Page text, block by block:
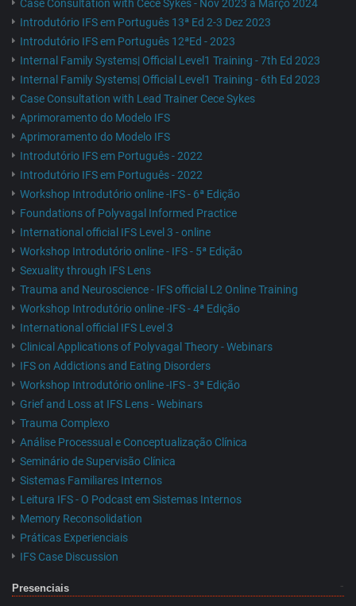
Case Consultation with Cece Sykes - Nov 2023 a Março 2024
Introdutório IFS em Português 13ª Ed 2-3 Dez 2023
Introdutório IFS em Português 12ªEd - 2023
Internal Family Systems| Official Level1 Training - 7th Ed 2023
Internal Family Systems| Official Level1 Training - 6th Ed 2023
Case Consultation with Lead Trainer Cece Sykes
Aprimoramento do Modelo IFS
Aprimoramento do Modelo IFS
Introdutório IFS em Português - 2022
Introdutório IFS em Português - 2022
Workshop Introdutório online -IFS - 6ª Edição
Foundations of Polyvagal Informed Practice
International official IFS Level 3 - online
Workshop Introdutório online - IFS - 5ª Edição
Sexuality through IFS Lens
Trauma and Neuroscience - IFS official L2 Online Training
Workshop Introdutório online -IFS - 4ª Edição
International official IFS Level 3
Clinical Applications of Polyvagal Theory - Webinars
IFS on Addictions and Eating Disorders
Workshop Introdutório online -IFS - 3ª Edição
Grief and Loss at IFS Lens - Webinars
Trauma Complexo
Análise Processual e Conceptualização Clínica
Seminário de Supervisão Clínica
Sistemas Familiares Internos
Leitura IFS - O Podcast em Sistemas Internos
Memory Reconsolidation
Práticas Experienciais
IFS Case Discussion
Presenciais